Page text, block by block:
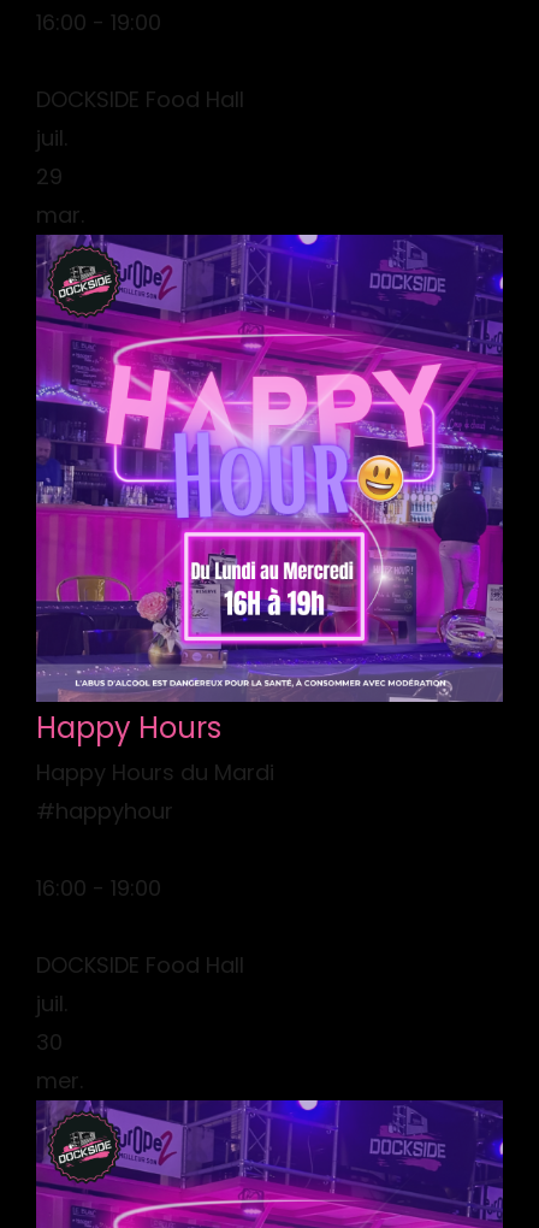
16:00 - 19:00
DOCKSIDE Food Hall
juil.
29
mar.
Happy Hours
Happy Hours du Mardi
#happyhour
16:00 - 19:00
DOCKSIDE Food Hall
juil.
30
mer.